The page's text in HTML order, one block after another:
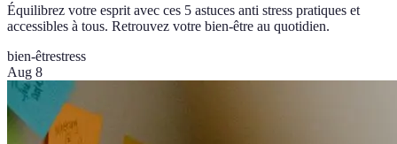
Équilibrez votre esprit avec ces 5 astuces anti stress pratiques et
accessibles à tous. Retrouvez votre bien-être au quotidien.
bien-êtrestress
Aug 8